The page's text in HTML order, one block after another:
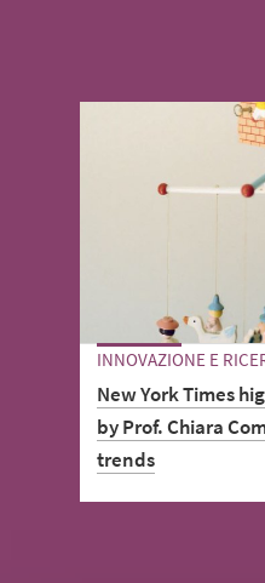
INNOVAZIONE E
New York Times
by Prof. Chiara
trends